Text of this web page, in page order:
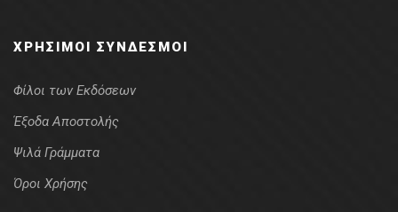
ΧΡΉΣΙΜΟΙ ΣΎΝΔΕΣΜΟΙ
Φίλοι των Εκδόσεων
Έξοδα Αποστολής
Ψιλά Γράμματα
Όροι Χρήσης